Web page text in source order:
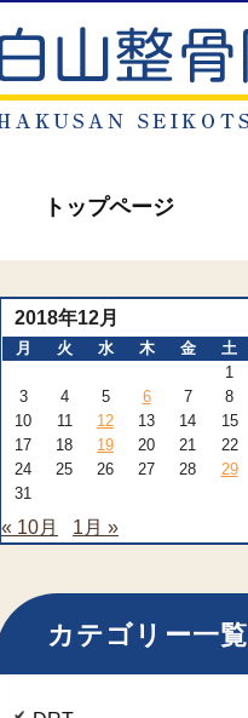
トップページ
2018年12月
月 火 水 木 金 土
1
3
4 5 6 7 8
10
11 12 13 14 15
17
18 19 20 21 22
24
25 26 27 28 29
31
« 10月 1月 »
カテゴリー一覧